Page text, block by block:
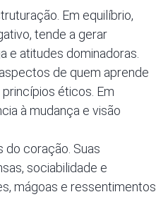
Em equilíbrio,
tende a gerar
e atitudes dominadoras.
de quem aprende
éticos. Em
à mudança e visão
do coração. Suas
sociabilidade e
mágoas e ressentimentos